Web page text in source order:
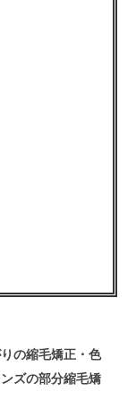
の縮毛矯正・色
ンズの部分縮毛矯